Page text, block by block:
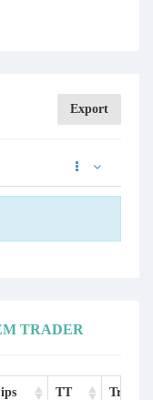
Export
TRADER
TT Trades